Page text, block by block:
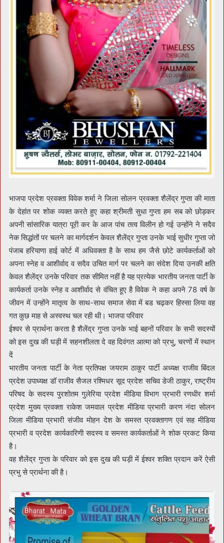
भाजपा प्रदेश प्रवक्ता विवेक शर्मा ने जिला सोलन प्रवक्ता शैलेंद्र गुप्ता की माता
के देहांत पर शोक व्यक्त करते हुए कहा श्रीमती सुधा गुप्ता हम सब को छोड़कर
अपनी सांसारिक यात्रा पूरी कर के आज पांच तत्व विलीन हो गई उन्होंने ने सदैव
नेक सिद्धांतों पर चलने का मार्गदर्शन केवल शैलेंद्र गुप्ता उनके भाई सुधीर गुप्ता जो
पंजाब हरियाणा हाई कोर्ट में अधिवक्ता है के साथ हम जैसे छोटे कार्यकर्ताओं को
अपना स्नेह व आशीर्वाद व सदैव उचित मार्ग पर चलने का संदेश दिया उनकी क्षति
केवल शैलेंद्र उनके परिवार तक सीमित नहीं है यह प्रत्येक भारतीय जनता पार्टी के
कार्यकर्ता उनके स्नेह व आशीर्वाद से वंचित हूए है विवेक ने कहा अपने 78 वर्ष के
जीवन में उन्होंने मातृत्व के साथ-साथ समाज सेवा में बड चढ़कर हिस्सा लिया वह
गत कुछ माह से अस्वस्थ चल रही थी। भाजपा परिवार
ईश्वर से प्रार्थना करता है शैलेंद्र गुप्ता उनके भाई बहनों परिवार के सभी सदस्यों
को इस दुख की घड़ी में सहनशीलता दे वह दिवंगत आत्मा को प्रभु, चरणों में स्थान
दें
भारतीय जनता पार्टी के नेता प्रतिपक्ष जयराम ठाकुर पार्टी अध्यक्ष राजीव बिंदल
प्रदेश उपाध्यक्ष डॉ राजीव सैजल रश्मिधर सूद प्रदेश सचिव डेजी ठाकुर, राष्ट्रीय
परिषद के सदस्य पुरशोतम गुलेरिया प्रदेश मीडिया विभाग प्रभारी रणधीर शर्मा
प्रदेश मुख्य प्रवक्ता राकेश जमवाल प्रदेश मीडिया प्रभारी करण नंदा सोलन
जिला मीडिया प्रभारी संजीव मोहन देश के समस्त प्रवक्तागण एवं सह मीडिया
प्रभारी व प्रदेश कार्यकारिणी सदस्य व समस्त कार्यकर्ताओं ने शोक प्रकट किया
है।
वह शैलेंद्र गुप्ता के परिवार को इस दुख की घड़ी में ईश्वर शक्ति प्रदान करें ऐसी
प्रभु से प्रार्थना की है।